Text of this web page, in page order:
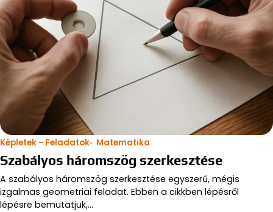
Képletek - Feladatok Matematika
Szabályos háromszög szerkesztése
A szabályos háromszög szerkesztése egyszerű, mégis
izgalmas geometriai feladat. Ebben a cikkben lépésről
lépésre bemutatjuk,…